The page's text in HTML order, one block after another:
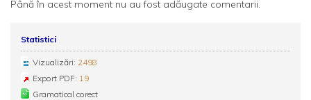
Până în acest moment nu au fost adăugate comentarii.
Statistici
Vizualizări: 2498
Export PDF: 19
Gramatical corect